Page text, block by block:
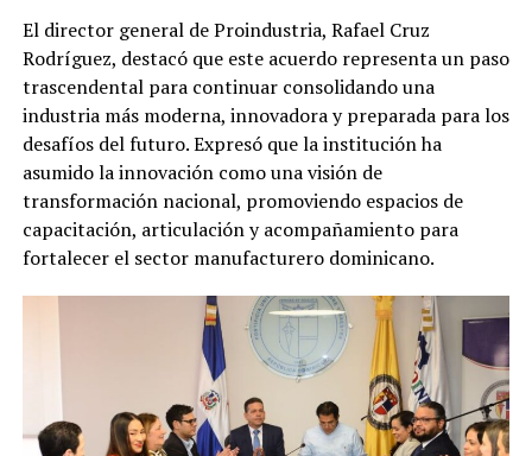
El director general de Proindustria, Rafael Cruz
Rodríguez, destacó que este acuerdo representa un paso
trascendental para continuar consolidando una
industria más moderna, innovadora y preparada para los
desafíos del futuro. Expresó que la institución ha
asumido la innovación como una visión de
transformación nacional, promoviendo espacios de
capacitación, articulación y acompañamiento para
fortalecer el sector manufacturero dominicano.